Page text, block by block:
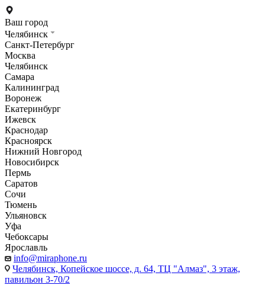
Ваш город
Челябинск
Санкт-Петербург
Москва
Челябинск
Самара
Калининград
Воронеж
Екатеринбург
Ижевск
Краснодар
Красноярск
Нижний Новгород
Новосибирск
Пермь
Саратов
Сочи
Тюмень
Ульяновск
Уфа
Чебоксары
Ярославль
info@miraphone.ru
Челябинск, Копейское шоссе, д. 64, ТЦ "Алмаз", 3 этаж,
павильон 3-70/2